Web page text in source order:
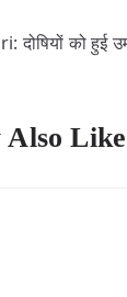
को हुई
Also Like